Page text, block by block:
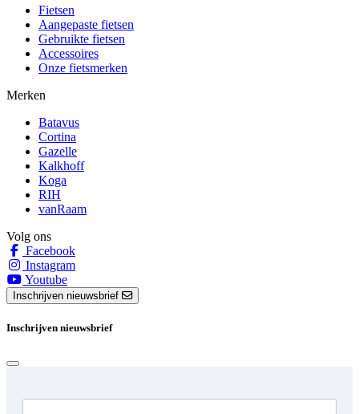
Fietsen
Aangepaste fietsen
Gebruikte fietsen
Accessoires
Onze fietsmerken
Merken
Batavus
Cortina
Gazelle
Kalkhoff
Koga
RIH
vanRaam
Volg ons
Facebook
Instagram
Youtube
Inschrijven nieuwsbrief
Inschrijven nieuwsbrief